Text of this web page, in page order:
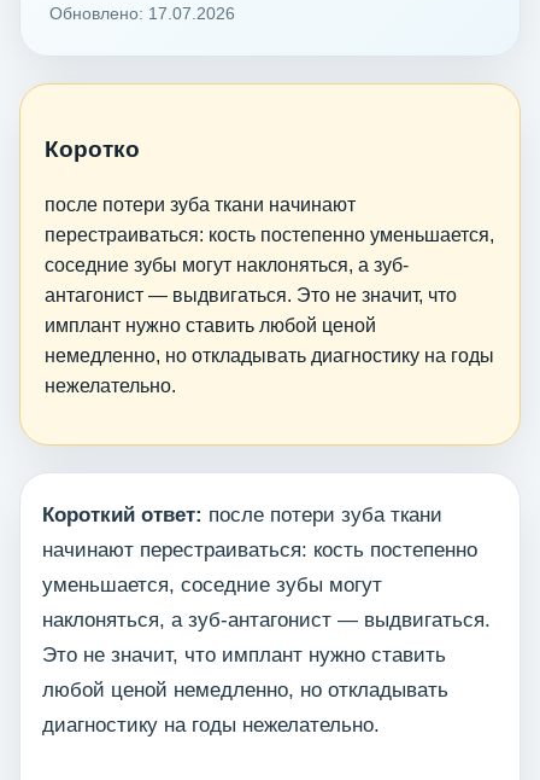
Обновлено: 17.07.2026
Коротко
после потери зуба ткани начинают
перестраиваться: кость постепенно уменьшается,
соседние зубы могут наклоняться, а зуб-
антагонист — выдвигаться. Это не значит, что
имплант нужно ставить любой ценой
немедленно, но откладывать диагностику на годы
нежелательно.
Короткий ответ: после потери зуба ткани
начинают перестраиваться: кость постепенно
уменьшается, соседние зубы могут
наклоняться, а зуб-антагонист — выдвигаться.
Это не значит, что имплант нужно ставить
любой ценой немедленно, но откладывать
диагностику на годы нежелательно.